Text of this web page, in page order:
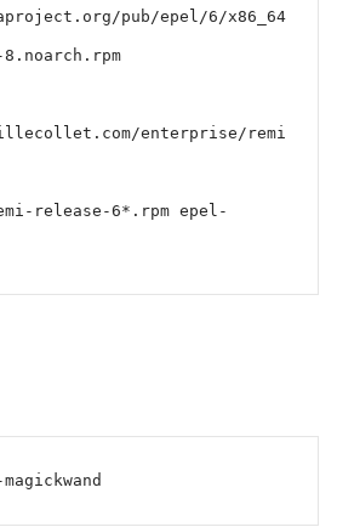
pub/epel/6/x86_64
enterprise/remi
release-6*.rpm epel-